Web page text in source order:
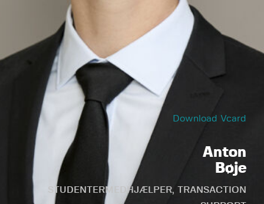
Download Vcard
Anton
Bøje
STUDENTERMEDHJÆLPER, TRANSACTION